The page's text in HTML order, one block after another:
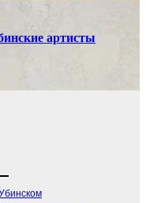
артисты